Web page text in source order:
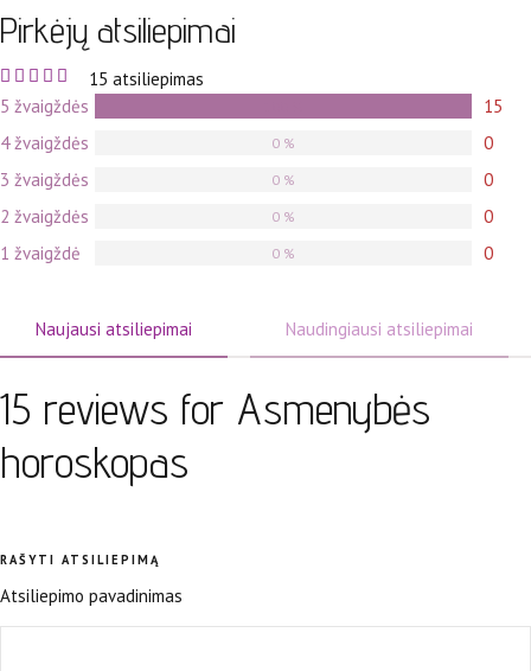
Pirkėjų atsiliepimai
Įvertinta
5 iš 5
15 atsiliepimas
5 žvaigždės
15
4 žvaigždės 0
0 %
3 žvaigždės 0
0 %
2 žvaigždės 0
0 %
1 žvaigždė 0
0 %
Naujausi atsiliepimai Naudingiausi atsiliepimai
15 reviews for Asmenybės
horoskopas
RAŠYTI ATSILIEPIMĄ
Atsiliepimo pavadinimas